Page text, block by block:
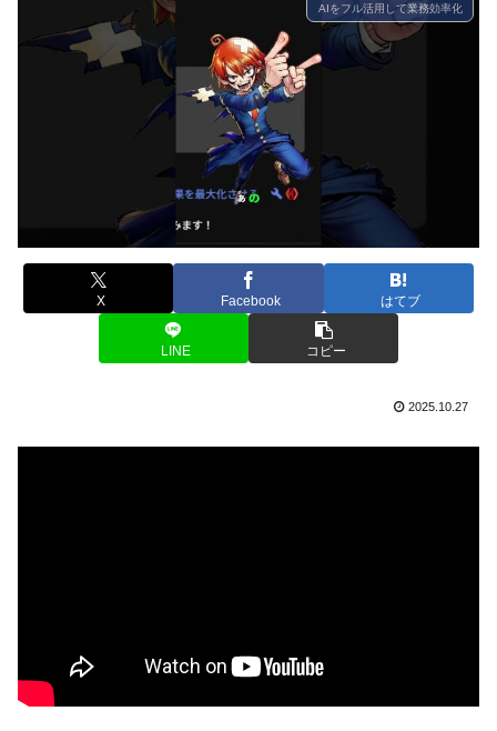
AIをフル活用して業務効率化
X Facebook はてブ
LINE コピー
2025.10.27